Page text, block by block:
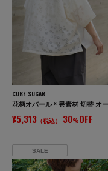
CUBE SUGAR
¥5,313 （税込） 30%OFF
SALE